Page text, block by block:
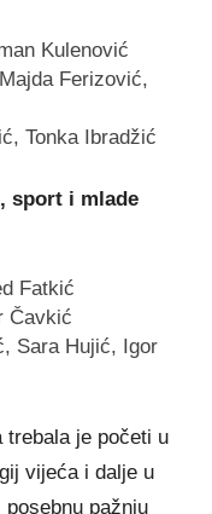
Kulenović
Ferizović,
Tonka Ibradžić
sport i mlade
Fatkić
Čavkić
Sara Hujić, Igor
trebala je početi u
vijeća i dalje u
pažnju